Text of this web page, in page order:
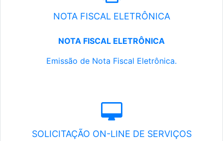
NOTA FISCAL ELETRÔNICA
NOTA FISCAL ELETRÔNICA
Emissão de Nota Fiscal Eletrônica.
SOLICITAÇÃO ON-LINE DE SERVIÇOS